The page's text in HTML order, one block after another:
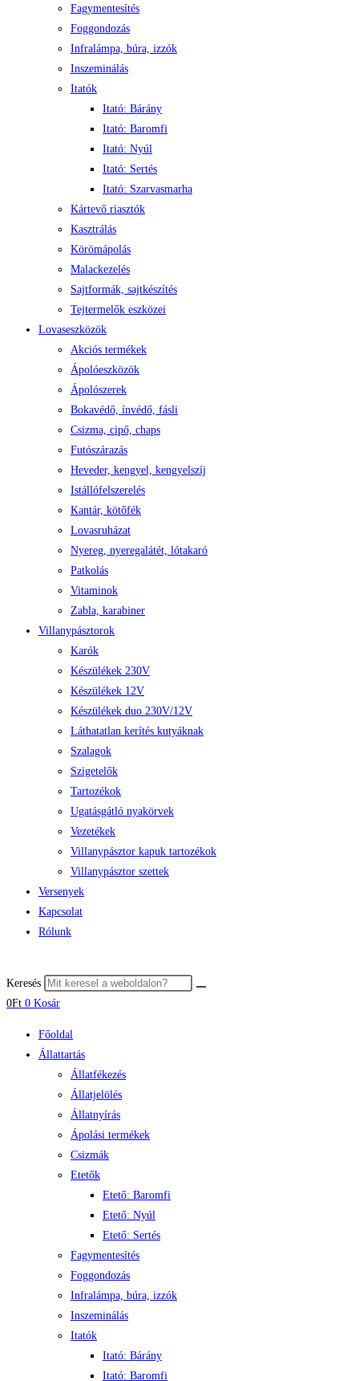
Fagymentesítés
Foggondozás
Infralámpa, búra, izzók
Inszeminálás
Itatók
Itató: Bárány
Itató: Baromfi
Itató: Nyúl
Itató: Sertés
Itató: Szarvasmarha
Kártevő riasztók
Kasztrálás
Körömápolás
Malackezelés
Sajtformák, sajtkészítés
Tejtermelők eszközei
Lovaseszközök
Akciós termékek
Ápolóeszközök
Ápolószerek
Bokavédő, ínvédő, fásli
Csizma, cipő, chaps
Futószárazás
Heveder, kengyel, kengyelszíj
Istállófelszerelés
Kantár, kötőfék
Lovasruházat
Nyereg, nyeregalátét, lótakaró
Patkolás
Vitaminok
Zabla, karabiner
Villanypásztorok
Karók
Készülékek 230V
Készülékek 12V
Készülékek duo 230V/12V
Láthatatlan kerítés kutyáknak
Szalagok
Szigetelők
Tartozékok
Ugatásgátló nyakörvek
Vezetékek
Villanypásztor kapuk tartozékok
Villanypásztor szettek
Versenyek
Kapcsolat
Rólunk
Keresés
0Ft 0 Kosár
Főoldal
Állattartás
Állatfékezés
Állatjelölés
Állatnyírás
Ápolási termékek
Csizmák
Etetők
Etető: Baromfi
Etető: Nyúl
Etető: Sertés
Fagymentesítés
Foggondozás
Infralámpa, búra, izzók
Inszeminálás
Itatók
Itató: Bárány
Itató: Baromfi